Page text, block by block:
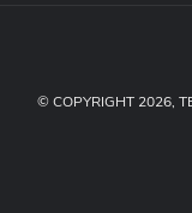
© COPYRIGHT 2026,